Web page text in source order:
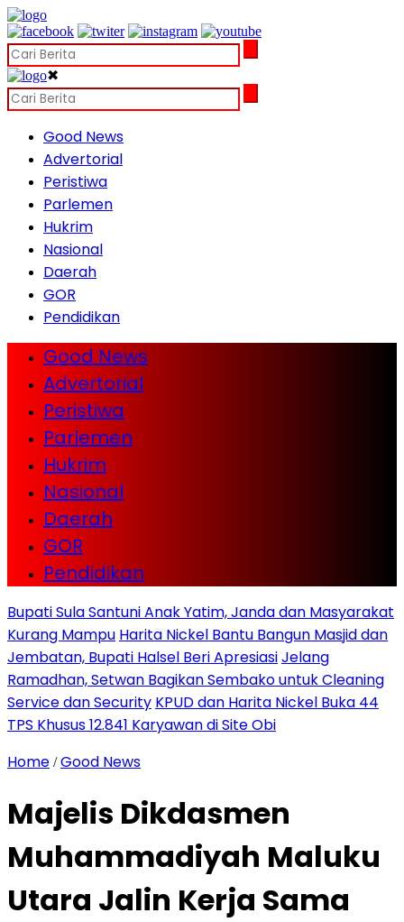
✖
Good News
Advertorial
Peristiwa
Parlemen
Hukrim
Nasional
Daerah
GOR
Pendidikan
Good News
Advertorial
Peristiwa
Parlemen
Hukrim
Nasional
Daerah
GOR
Pendidikan
Bupati Sula Santuni Anak Yatim, Janda dan Masyarakat
Kurang Mampu Harita Nickel Bantu Bangun Masjid dan
Jembatan, Bupati Halsel Beri ApresiasiJelang
Ramadhan, Setwan Bagikan Sembako untuk Cleaning
Service dan Security KPUD dan Harita Nickel Buka 44
TPS Khusus 12.841 Karyawan di Site Obi
Home /Good News
Majelis Dikdasmen
Muhammadiyah Maluku
Utara Jalin Kerja Sama